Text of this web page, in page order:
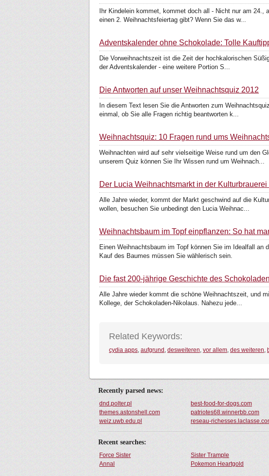
Ihr Kindelein kommet, kommet doch all - Nicht nur am
einen 2. Weihnachtsfeiertag gibt? Wenn Sie das w...
Adventskalender ohne Schokolade: Tolle
Die Vorweihnachtszeit ist die Zeit der hochkalorischen
der Adventskalender - eine weitere Portion S...
Die Antworten auf unser Weihnachtsquiz 2012
In diesem Text lesen Sie die Antworten zum
einmal, ob Sie alle Fragen richtig beantworten k...
Weihnachtsquiz: 10 Fragen rund ums
Weihnachten wird auf sehr vielseitige Weise rund um den
unserem Quiz können Sie Ihr Wissen rund um Weihnach...
Der Lucia Weihnachtsmarkt in der
Alle Jahre wieder, kommt der Markt geschwind auf die
wollen, besuchen Sie unbedingt den Lucia Weihnac...
Weihnachtsbaum im Topf einpflanzen: So hat
Einen Weihnachtsbaum im Topf können Sie im Idealfall
Kauf des Baumes müssen Sie wählerisch sein.
Die fast 200-jährige Geschichte des
Alle Jahre wieder kommt die schöne Weihnachtszeit, und
Kollege, der Schokoladen-Nikolaus. Nahezu jede...
Related Keywords:
cydia apps, aufgrund , desweiteren, vor allem, des weiteren,
Recently parsed news:
dnd.polter.pl best-food-for-dogs.com
themes.astonshell.com
patriotes68.winnerbb.com
weiz.uwb.edu.pl
reseau-
Recent searches:
Force Sister Sister Trample
Annal
Pokemon Heartgold